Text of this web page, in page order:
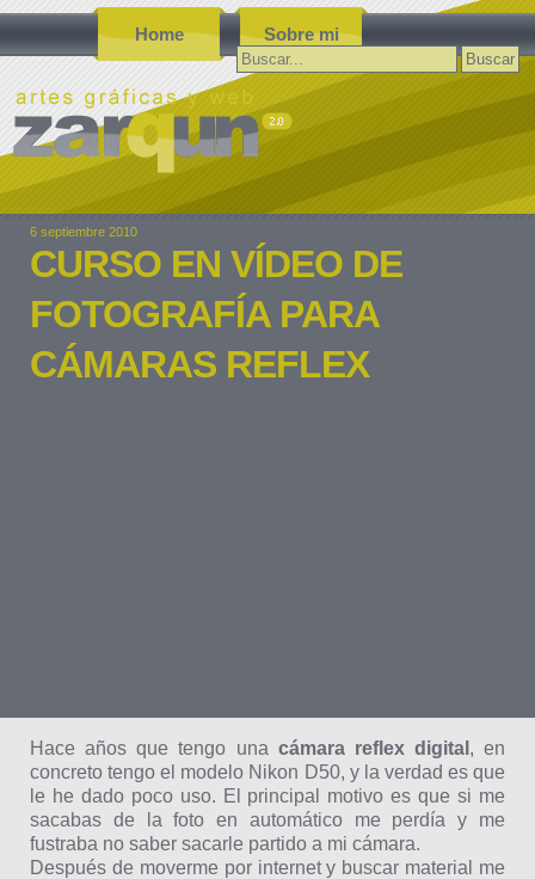
Home Sobre mi
Buscar:
6 septiembre 2010
CURSO EN VÍDEO DE
FOTOGRAFÍA PARA
CÁMARAS REFLEX
Hace años que tengo una cámara reflex digital , en
concreto tengo el modelo Nikon D50, y la verdad es que
le he dado poco uso. El principal motivo es que si me
sacabas de la foto en automático me perdía y me
fustraba no saber sacarle partido a mi cámara.
Después de moverme por internet y buscar material me